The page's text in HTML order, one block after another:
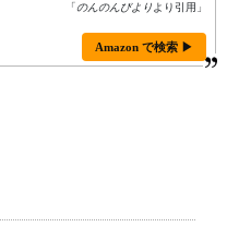
「のんのんびより より引用」
Amazon で検索 ▶